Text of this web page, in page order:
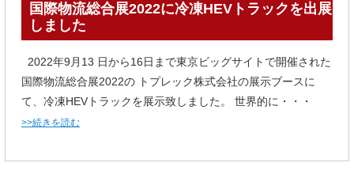
国際物流総合展2022に冷凍HEVトラックを出展
しました
2022年9月13 日から16日まで東京ビッグサイトで開催された
国際物流総合展2022の トプレック株式会社の展示ブースに
て、冷凍HEVトラックを展示致しました。 世界的に・・・
>>続きを読む